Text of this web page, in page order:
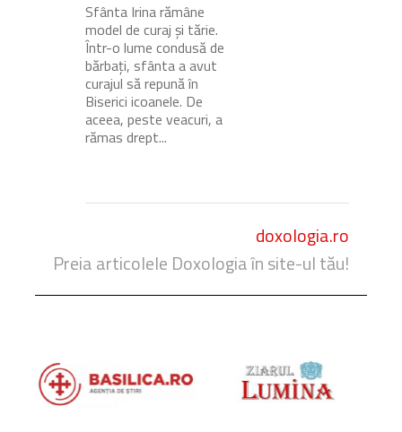
Sfânta Irina rămâne
model de curaj și tărie.
Într-o lume condusă de
bărbați, sfânta a avut
curajul să repună în
Biserici icoanele. De
aceea, peste veacuri, a
rămas drept...
doxologia.ro
Preia articolele Doxologia în site-ul tău!